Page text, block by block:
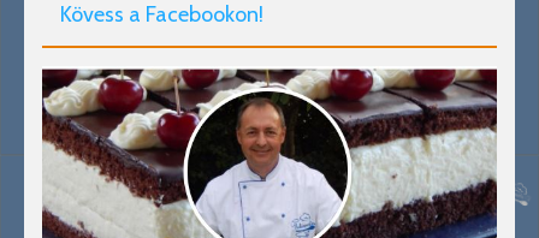
Kövess a Facebookon!